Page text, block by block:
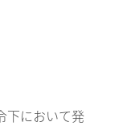
下において発